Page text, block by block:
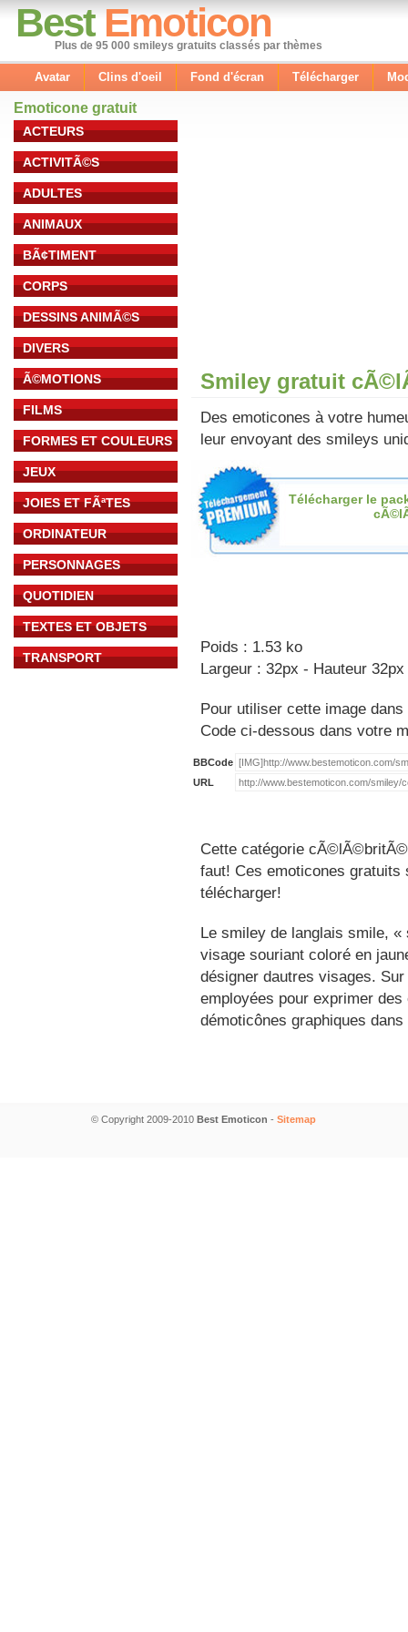
Best Emoticon
Plus de 95 000 smileys gratuits classés par thèmes
Avatar Clins d'oeil Fond d'écran Télécharger
Emoticone gratuit
ACTEURS
ACTIVITÃ©S
ADULTES
ANIMAUX
BÃ¢TIMENT
CORPS
DESSINS ANIMÃ©S
DIVERS
Ã©MOTIONS
FILMS
FORMES ET COULEURS
JEUX
JOIES ET FÃªTES
ORDINATEUR
PERSONNAGES
QUOTIDIEN
TEXTES ET OBJETS
TRANSPORT
Smiley gratuit
Des emoticones à votre
leur envoyant des smileys
Télécharger le
Poids : 1.53 ko
Largeur : 32px - Hauteur 32px
Pour utiliser cette image
Code ci-dessous dans votre
BBCode
URL
Cette catégorie
faut! Ces emoticones
télécharger!
Le smiley de langlais smile,
visage souriant coloré en
désigner dautres visages.
employées pour exprimer
démoticônes graphiques
© Copyright 2009-2010 Best Emoticon - Sitemap